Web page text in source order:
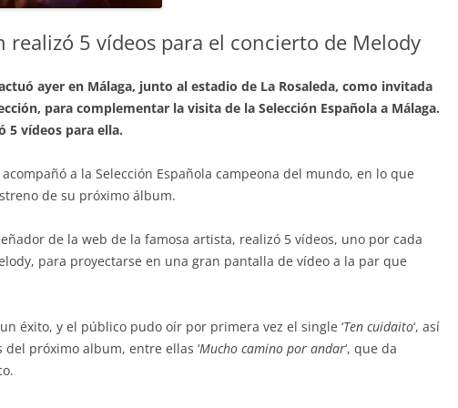
realizó 5 vídeos para el concierto de Melody
ayer en Málaga, junto al estadio de La Rosaleda, como invitada
para complementar la visita de la Selección Española a Málaga.
5 vídeos para ella.
a la Selección Española campeona del mundo, en lo que
de su próximo álbum.
de la web de la famosa artista, realizó 5 vídeos, uno por cada
para proyectarse en una gran pantalla de vídeo a la par que
éxito, y el público pudo oír por primera vez el single ‘Ten cuidaito‘, así
del próximo album, entre ellas ‘Mucho camino por andar‘, que da